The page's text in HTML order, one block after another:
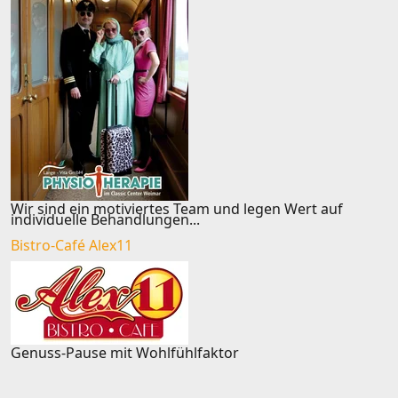
Wir sind ein motiviertes Team und legen Wert auf
individuelle Behandlungen...
Bistro-Café Alex11
Genuss-Pause mit Wohlfühlfaktor